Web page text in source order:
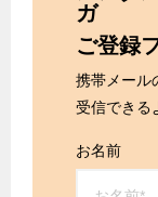
ガ
ご登録
携帯メール
受信できる
お名前